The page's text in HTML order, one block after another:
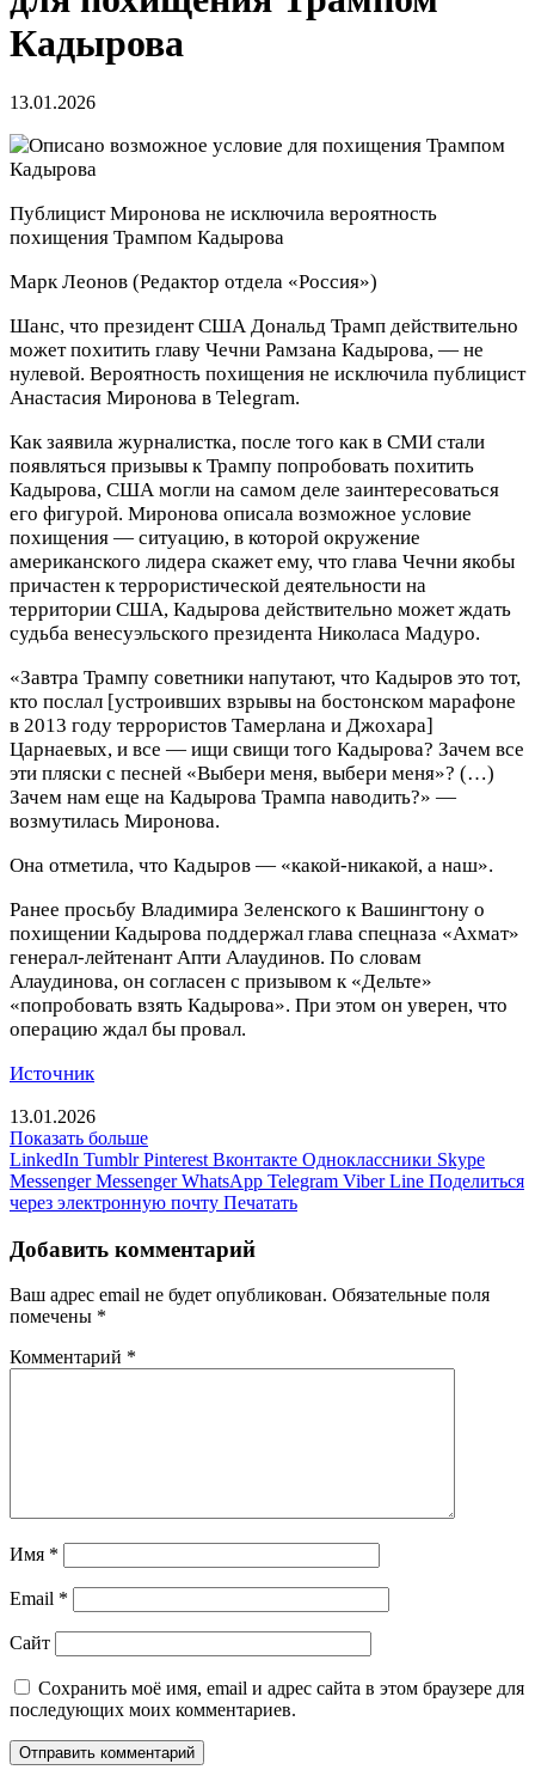
Кадырова
13.01.2026
Публицист Миронова не исключила вероятность
похищения Трампом Кадырова
Марк Леонов (Редактор отдела «Россия»)
Шанс, что президент США Дональд Трамп действительно
может похитить главу Чечни Рамзана Кадырова, — не
нулевой. Вероятность похищения не исключила публицист
Анастасия Миронова в Telegram.
Как заявила журналистка, после того как в СМИ стали
появляться призывы к Трампу попробовать похитить
Кадырова, США могли на самом деле заинтересоваться
его фигурой. Миронова описала возможное условие
похищения — ситуацию, в которой окружение
американского лидера скажет ему, что глава Чечни якобы
причастен к террористической деятельности на
территории США, Кадырова действительно может ждать
судьба венесуэльского президента Николаса Мадуро.
«Завтра Трампу советники напутают, что Кадыров это тот,
кто послал [устроивших взрывы на бостонском марафоне
в 2013 году террористов Тамерлана и Джохара]
Царнаевых, и все — ищи свищи того Кадырова? Зачем все
эти пляски с песней «Выбери меня, выбери меня»? (…)
Зачем нам еще на Кадырова Трампа наводить?» —
возмутилась Миронова.
Она отметила, что Кадыров — «какой-никакой, а наш».
Ранее просьбу Владимира Зеленского к Вашингтону о
похищении Кадырова поддержал глава спецназа «Ахмат»
генерал-лейтенант Апти Алаудинов. По словам
Алаудинова, он согласен с призывом к «Дельте»
«попробовать взять Кадырова». При этом он уверен, что
операцию ждал бы провал.
Источник
13.01.2026
Показать больше
LinkedIn Tumblr Pinterest Вконтакте Одноклассники Skype
Messenger Messenger WhatsApp Telegram Viber Line Поделиться
через электронную почту Печатать
Добавить комментарий
Ваш адрес email не будет опубликован. Обязательные поля
помечены *
Комментарий *
Имя *
Email *
Сайт
Сохранить моё имя, email и адрес сайта в этом браузере для
последующих моих комментариев.